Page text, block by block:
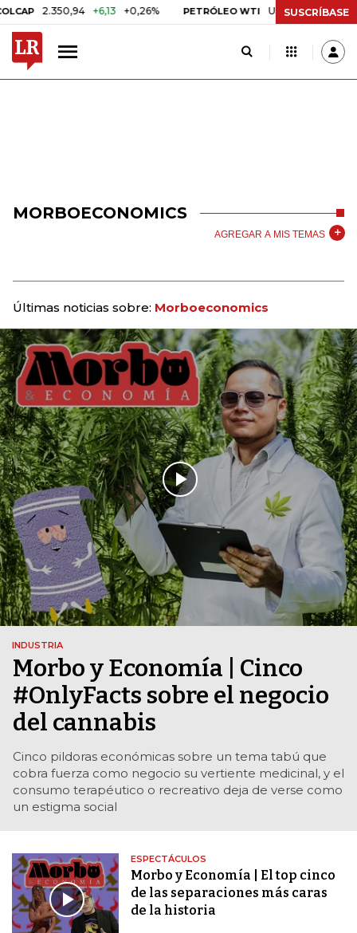
2.350,94 +6,13 +0,26% PETRÓLEO WTI US$ 78,01 US$ 2,92
SUSCRÍBASE
MORBOECONOMICS
AGREGAR A MIS TEMAS
Últimas noticias sobre: Morboeconomics
INDUSTRIA
Morbo y Economía | Cinco
#OnlyFacts sobre el negocio
del cannabis
Cinco pildoras económicas sobre un tema tabú que
cobra fuerza como negocio su vertiente medicinal, y el
consumo terapéutico o recreativo deja de verse como
un estigma social
ESPECTÁCULOS
Morbo y Economía | El top cinco
de las separaciones más caras
de la historia